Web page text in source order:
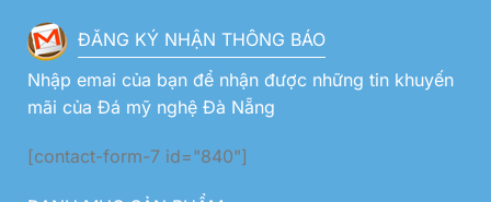
ĐĂNG KÝ NHẬN THÔNG BÁO
Nhập emai của bạn để nhận được những tin khuyến
mãi của Đá mỹ nghệ Đà Nẵng
[contact-form-7 id="840"]